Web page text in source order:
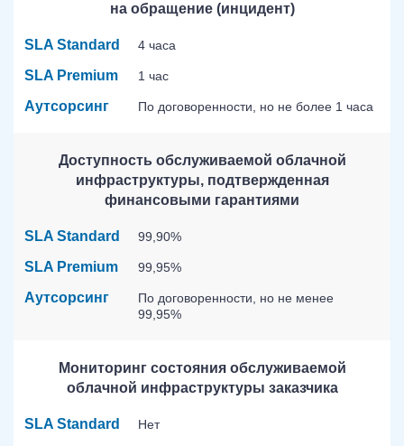
на обращение (инцидент)
SLA Standard 4 часа
SLA Premium 1 час
Аутсорсинг По договоренности, но не более 1 часа
Доступность обслуживаемой облачной
инфраструктуры, подтвержденная
финансовыми гарантиями
SLA Standard 99,90%
SLA Premium 99,95%
Аутсорсинг
По договоренности, но не менее
99,95%
Мониторинг состояния обслуживаемой
облачной инфраструктуры заказчика
SLA Standard Нет